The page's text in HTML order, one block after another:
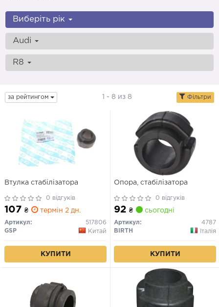
Виберіть рік
Audi
R8
за рейтингом 1 - 8 из 8 Фільтри
Втулка стабілізатора
0 відгуків
107 ₴ термін 2 дн.
Артикул:
517806
GSP
Китай
КУПИТИ
Опора, стабілізатора
0 відгуків
92 ₴ сьогодні
Артикул:
4787
BIRTH
Італія
КУПИТИ